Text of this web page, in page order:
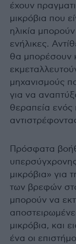
έχουν
μικρόβια που
ηλικία
ενήλικες.
θα μπορέσουν
μηχανισμούς
για να
θεραπεία
Πρόσφατα
μικρόβια» για
των βρεφών
μπορούν να
μικρόβια, και
ένα οι